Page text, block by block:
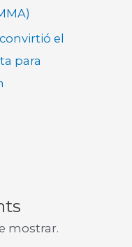
el
para
mostrar.